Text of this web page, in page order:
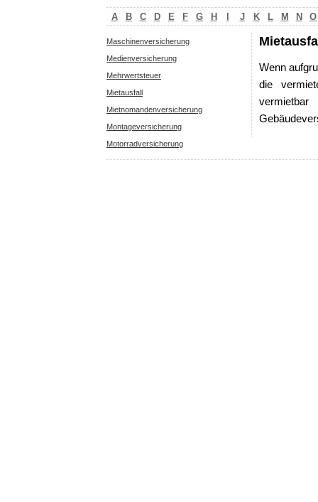
A B C D E F G H J K L M N O
Maschinenversicherung
Medienversicherung
Mehrwertsteuer
Mietausfall
Mietnomandenversicherung
Montageversicherung
Motorradversicherung
Wenn
die